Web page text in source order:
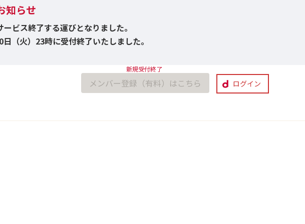
知らせ
ビス終了する運びとなりました。
（火）23時に受付終了いたしました。
メンバー登録（有料）はこちら ログイン